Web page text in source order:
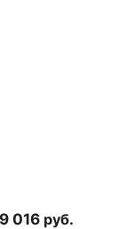
9 016 руб.